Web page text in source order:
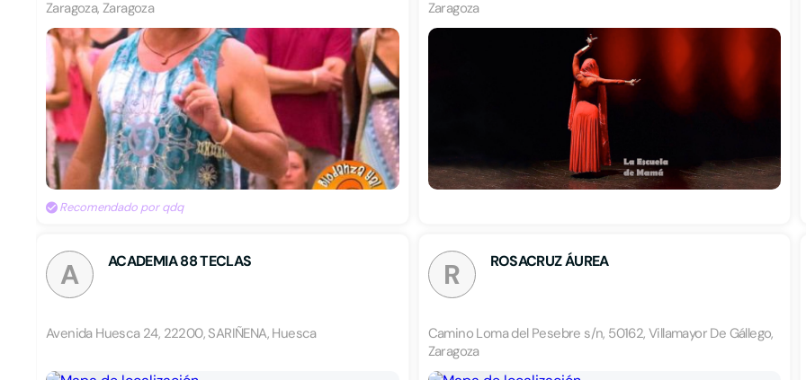
Zaragoza, Zaragoza
Recomendado por qdq
Zaragoza
A ACADEMIA 88 TECLAS
Avenida Huesca 24, 22200, SARIÑENA, Huesca
R ROSACRUZ ÁUREA
Camino Loma del Pesebre s/n, 50162, Villamayor De Gállego,
Zaragoza